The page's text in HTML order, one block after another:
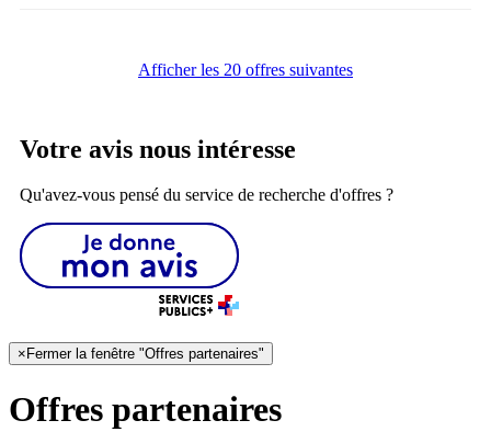
Afficher les 20 offres suivantes
Votre avis nous intéresse
Qu'avez-vous pensé du service de recherche d'offres ?
× Fermer la fenêtre "Offres partenaires"
Offres partenaires